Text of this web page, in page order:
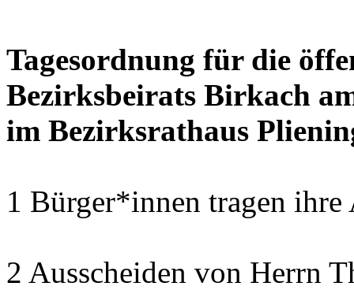
Tagesordnung für die
Bezirksbeirats Birkach
im Bezirksrathaus
1 Bürger*innen tragen
2 Ausscheiden von Herrn